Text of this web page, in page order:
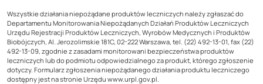
Wszystkie działania niepożądane produktów leczniczych należy zgłaszać do
Departamentu Monitorowania Niepożądanych Działań Produktów Leczniczych
Urzędu Rejestracji Produktów Leczniczych, Wyrobów Medycznych i Produktów
Biobójczych, Al. Jerozolimskie 181C, 02-222 Warszawa, tel. (22) 492-13-01, fax (22)
492-13-09, zgodnie z zasadami monitorowani bezpieczeństwa produktów
leczniczych lub do podmiotu odpowiedzialnego za produkt, którego zgłoszenie
dotyczy. Formularz zgłoszenia niepożądanego działania produktu leczniczego
dostępny jest na stronie Urzędu www.urpl.gov.pl.